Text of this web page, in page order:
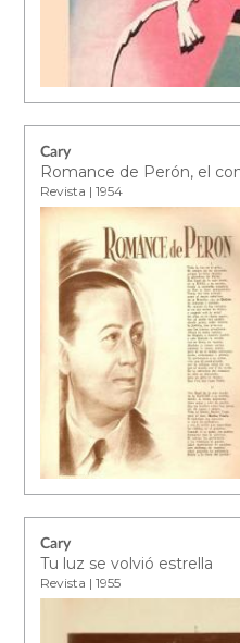
Cary
Romance de Perón, el
Revista | 1954
Cary
Tu luz se volvió estrella
Revista | 1955